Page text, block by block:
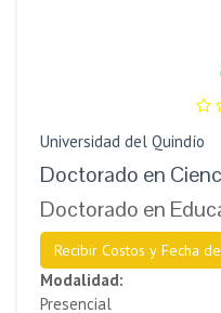
Universidad del Quindío
Doctorado en
Doctorado en
Recibir Costos y Fecha
Modalidad:
Presencial